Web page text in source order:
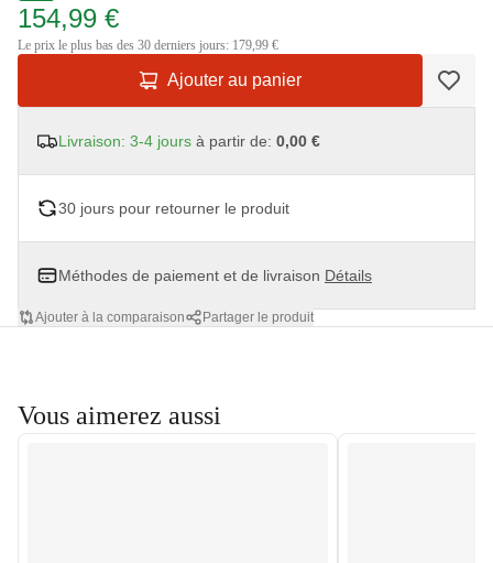
154,99 €
Le prix le plus bas des 30 derniers jours: 179,99 €
Ajouter au panier
Livraison: 3-4 jours à partir de: 0,00 €
30 jours pour retourner le produit
Méthodes de paiement et de livraison Détails
Ajouter à la comparaison Partager le produit
Vous aimerez aussi